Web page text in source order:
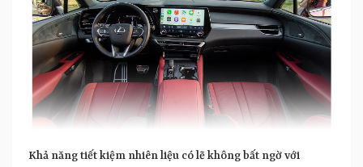
Khả năng tiết kiệm nhiên liệu có lẽ không bất ngờ với